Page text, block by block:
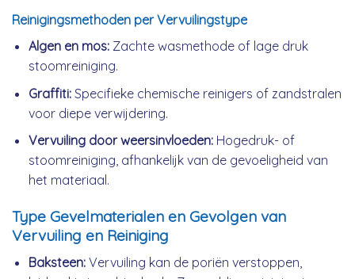
Reinigingsmethoden per Vervuilingstype
Algen en mos:Zachte wasmethode of lage druk
stoomreiniging.
Graffiti:Specifieke chemische reinigers of zandstralen
voor diepe verwijdering.
Vervuiling door weersinvloeden:Hogedruk- of
stoomreiniging, afhankelijk van de gevoeligheid van
het materiaal.
Type Gevelmaterialen en Gevolgen van
Vervuiling en Reiniging
Baksteen:Vervuiling kan de poriën verstoppen,